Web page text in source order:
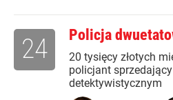
Policja
20 tysięcy złotych
policjant
detektywistycznym
24